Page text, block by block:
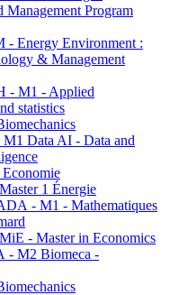
Management Program
- Energy Environment :
& Management
- M1 - Applied
statistics
Data AI - Data and
1 Énergie
- M1 - Mathematiques
- Master in Economics
- M2 Biomeca -